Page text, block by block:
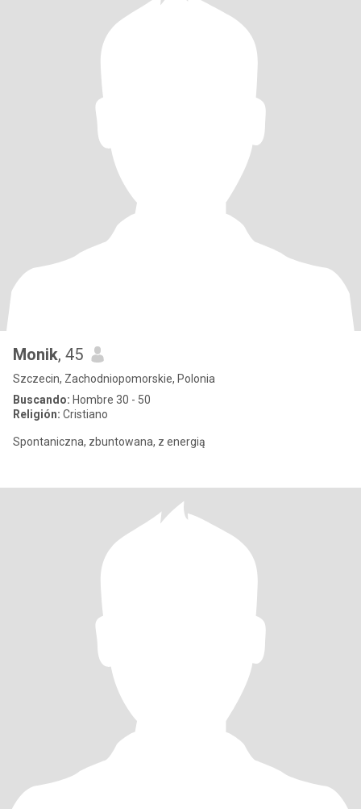
Monik, 45
Szczecin, Zachodniopomorskie, Polonia
Buscando: Hombre 30 - 50
Religión: Cristiano
Spontaniczna, zbuntowana, z energią